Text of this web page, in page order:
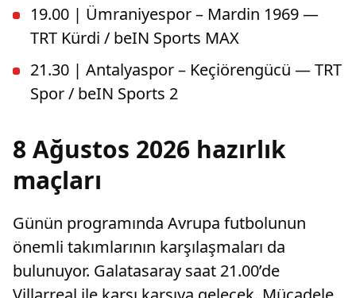
19.00 | Ümraniyespor – Mardin 1969 —
TRT Kürdi / beIN Sports MAX
21.30 | Antalyaspor – Keçiörengücü — TRT
Spor / beIN Sports 2
8 Ağustos 2026 hazırlık
maçları
Günün programında Avrupa futbolunun
önemli takımlarının karşılaşmaları da
bulunuyor. Galatasaray saat 21.00’de